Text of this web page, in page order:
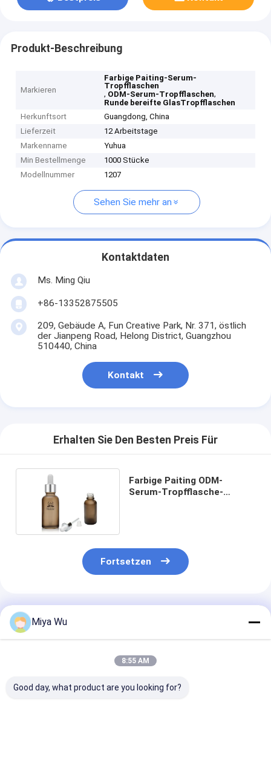
Produkt-Beschreibung
Markieren
Farbige Paiting-Serum-
Tropfflaschen
, ODM-Serum-Tropfflaschen,
Runde bereifte GlasTropfflaschen
Herkunftsort
Guangdong, China
Lieferzeit
12 Arbeitstage
Markenname
Yuhua
Min Bestellmenge
1000 Stücke
Modellnummer
1207
Sehen Sie mehr an
Kontaktdaten
Ms. Ming Qiu
+86-13352875505
209, Gebäude A, Fun Creative Park, Nr. 371, östlich
der Jianpeng Road, Helong District, Guangzhou
510440, China
Kontakt
Erhalten Sie Den Besten Preis Für
Farbige Paiting ODM-
Serum-Tropfflasche-
Fortsetzen
Empfohlene Produkte
Miya Wu
8:55 AM
Good day, what product are you looking for?